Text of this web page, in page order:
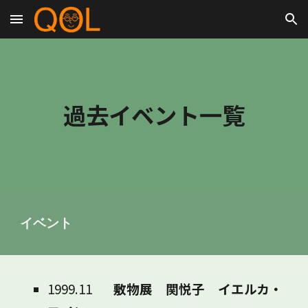
Skip to main content Skip to navigation
過去イベント一覧
イベント
1999.11
敷物展 関悦子 イエルカ・